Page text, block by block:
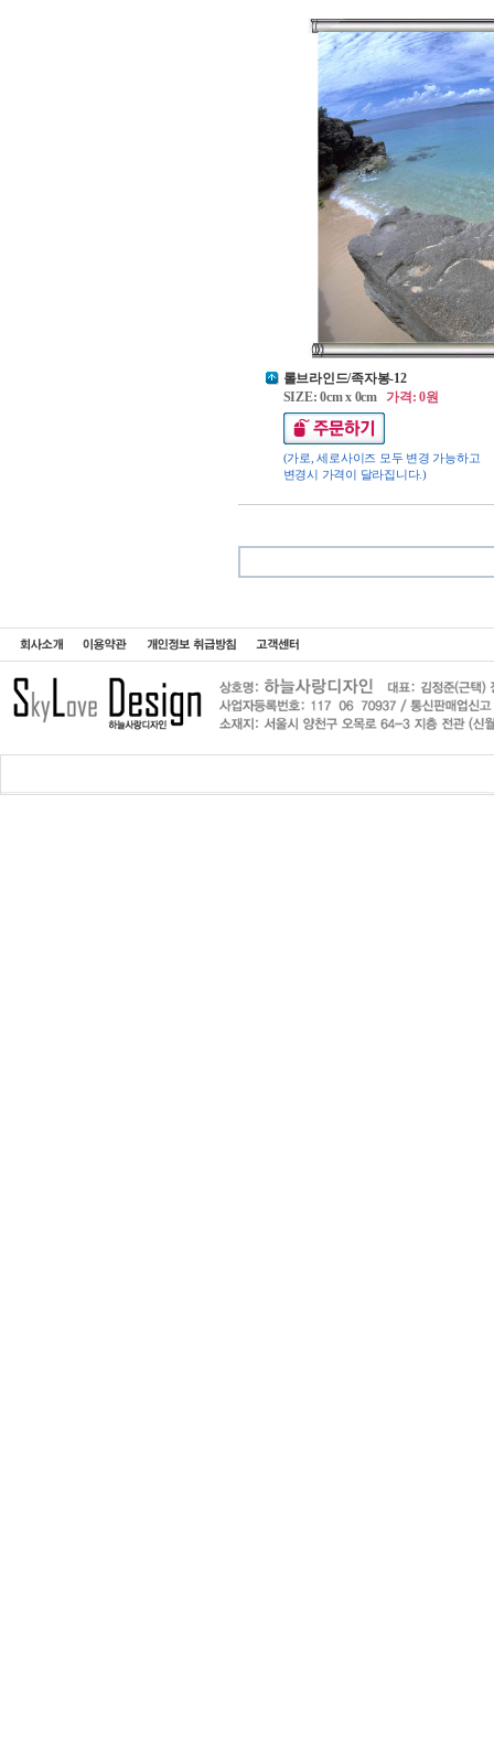
롤브라인드/족자봉-12
SIZE: 0cm x 0cm가격: 0원
(가로, 세로사이즈 모두 변경 가능하고
변경시 가격이 달라집니다.)